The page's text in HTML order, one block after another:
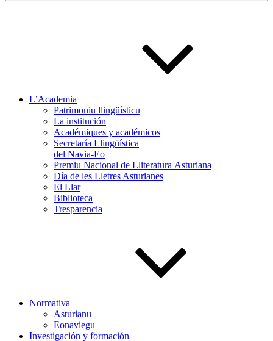
L’Academia
Patrimoniu llingüísticu
La institución
Académiques y académicos
Secretaría Llingüística
del Navia-Eo
Premiu Nacional de Lliteratura Asturiana
Día de les Lletres Asturianes
El Llar
Biblioteca
Tresparencia
Normativa
Asturianu
Eonaviegu
Investigación y formación